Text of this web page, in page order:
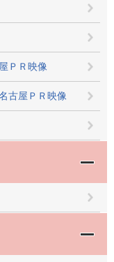
ＰＲ映像
古屋ＰＲ映像